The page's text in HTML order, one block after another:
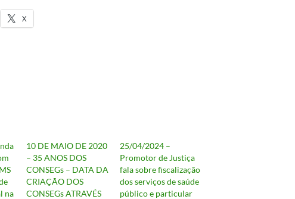
X
na
10 DE MAIO DE 2020
– 35 ANOS DOS
CONSEGs – DATA DA
CRIAÇÃO DOS
CONSEGs ATRAVÉS
25/04/2024 –
Promotor de Justiça
fala sobre fiscalização
dos serviços de saúde
público e particular